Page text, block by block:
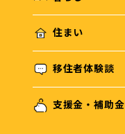
住まい
移住者体験談
支援金・補助金